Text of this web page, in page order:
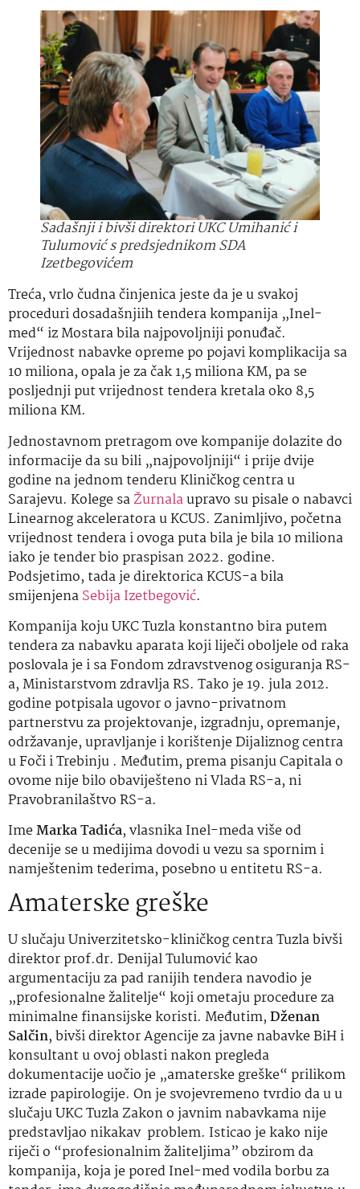
Sadašnji i bivši direktori UKC Umihanić i
Tulumović s predsjednikom SDA
Izetbegovićem
Treća, vrlo čudna činjenica jeste da je u svakoj
proceduri dosadašnjiih tendera kompanija „Inel-
med“ iz Mostara bila najpovoljniji ponuđač.
Vrijednost nabavke opreme po pojavi komplikacija sa
10 miliona, opala je za čak 1,5 miliona KM, pa se
posljednji put vrijednost tendera kretala oko 8,5
miliona KM.
Jednostavnom pretragom ove kompanije dolazite do
informacije da su bili „najpovoljniji“ i prije dvije
godine na jednom tenderu Kliničkog centra u
Sarajevu. Kolege saŽurnalaupravo su pisale o nabavci
Linearnog akceleratora u KCUS. Zanimljivo, početna
vrijednost tendera i ovoga puta bila je bila 10 miliona
iako je tender bio praspisan 2022. godine.
Podsjetimo, tada je direktorica KCUS-a bila
smijenjenaSebija Izetbegović.
Kompanija koju UKC Tuzla konstantno bira putem
tendera za nabavku aparata koji liječi oboljele od raka
poslovala je i sa Fondom zdravstvenog osiguranja RS-
a, Ministarstvom zdravlja RS. Tako je 19. jula 2012.
godine potpisala ugovor o javno-privatnom
partnerstvu za projektovanje, izgradnju, opremanje,
održavanje, upravljanje i korištenje Dijaliznog centra
u Foči i Trebinju . Međutim, prema pisanju Capitala o
ovome nije bilo obaviješteno ni Vlada RS-a, ni
Pravobranilaštvo RS-a.
ImeMarka Tadića, vlasnika Inel-meda više od
decenije se u medijima dovodi u vezu sa spornim i
namještenim tederima, posebno u entitetu RS-a.
Amaterske greške
U slučaju Univerzitetsko-kliničkog centra Tuzla bivši
direktor prof.dr. Denijal Tulumović kao
argumentaciju za pad ranijih tendera navodio je
„profesionalne žalitelje“ koji ometaju procedure za
minimalne finansijske koristi. Međutim,Dženan
Salčin, bivši direktor Agencije za javne nabavke BiH i
konsultant u ovoj oblasti nakon pregleda
dokumentacije uočio je „amaterske greške“ prilikom
izrade papirologije. On je svojevremeno tvrdio da u u
slučaju UKC Tuzla Zakon o javnim nabavkama nije
predstavljao nikakav problem. Isticao je kako nije
riječi o “profesionalnim žaliteljima” obzirom da
kompanija, koja je pored Inel-med vodila borbu za